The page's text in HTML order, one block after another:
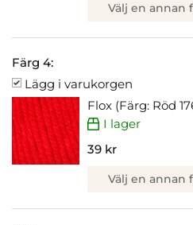
Välj en annan
Färg 4:
Lägg i varukorgen
Flox (Färg: Röd
I lager
39 kr
Välj en annan